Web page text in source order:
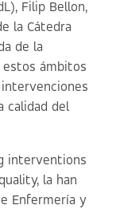
Filip Bellon,
la Cátedra
de la
estos ámbitos
calidad del
interventions
, la han
Enfermería y